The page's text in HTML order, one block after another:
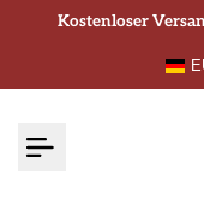
Kostenloser